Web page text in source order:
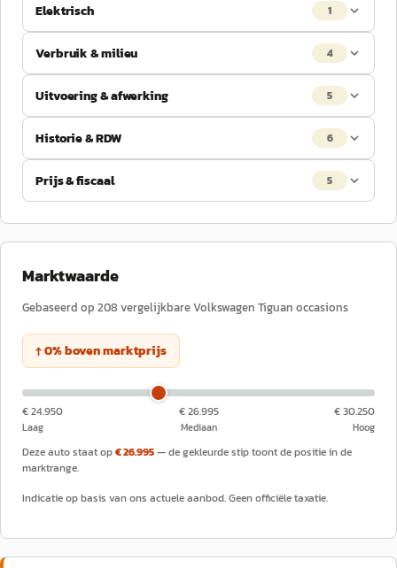
Elektrisch 1
Verbruik & milieu 4
Uitvoering & afwerking 5
Historie & RDW 6
Prijs & fiscaal 5
Marktwaarde
Gebaseerd op 208 vergelijkbareVolkswagen Tiguan occasions
↑0%bovenmarktprijs
€ 24.950
Laag
€ 26.995
Mediaan
€ 30.250
Hoog
Deze auto staat op€ 26.995— de gekleurde stip toont de positie in de
marktrange.
Indicatie op basis van ons actuele aanbod. Geen officiële taxatie.